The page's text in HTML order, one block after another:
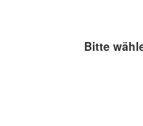
Bitte